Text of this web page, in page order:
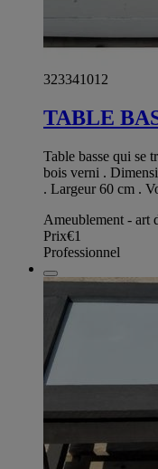
323341012
TABLE
Table basse qui se
bois verni .
. Largeur 60 cm .
Ameublement - art
Prix€1
Professionnel